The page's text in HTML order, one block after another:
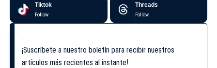
Tiktok
Follow
Threads
Follow
¡Suscríbete a nuestro boletín para recibir nuestros
artículos más recientes al instante!